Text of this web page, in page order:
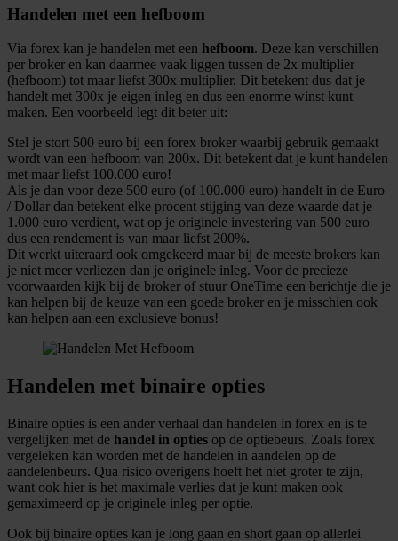
Handelen met een hefboom
Via forex kan je handelen met een hefboom. Deze kan verschillen
per broker en kan daarmee vaak liggen tussen de 2x multiplier
(hefboom) tot maar liefst 300x multiplier. Dit betekent dus dat je
handelt met 300x je eigen inleg en dus een enorme winst kunt
maken. Een voorbeeld legt dit beter uit:
Stel je stort 500 euro bij een forex broker waarbij gebruik gemaakt
wordt van een hefboom van 200x. Dit betekent dat je kunt handelen
met maar liefst 100.000 euro!
Als je dan voor deze 500 euro (of 100.000 euro) handelt in de Euro
/ Dollar dan betekent elke procent stijging van deze waarde dat je
1.000 euro verdient, wat op je originele investering van 500 euro
dus een rendement is van maar liefst 200%.
Dit werkt uiteraard ook omgekeerd maar bij de meeste brokers kan
je niet meer verliezen dan je originele inleg. Voor de precieze
voorwaarden kijk bij de broker of stuur OneTime een berichtje die je
kan helpen bij de keuze van een goede broker en je misschien ook
kan helpen aan een exclusieve bonus!
Handelen met binaire opties
Binaire opties is een ander verhaal dan handelen in forex en is te
vergelijken met de handel in opties op de optiebeurs. Zoals forex
vergeleken kan worden met de handelen in aandelen op de
aandelenbeurs. Qua risico overigens hoeft het niet groter te zijn,
want ook hier is het maximale verlies dat je kunt maken ook
gemaximeerd op je originele inleg per optie.
Ook bij binaire opties kan je long gaan en short gaan op allerlei